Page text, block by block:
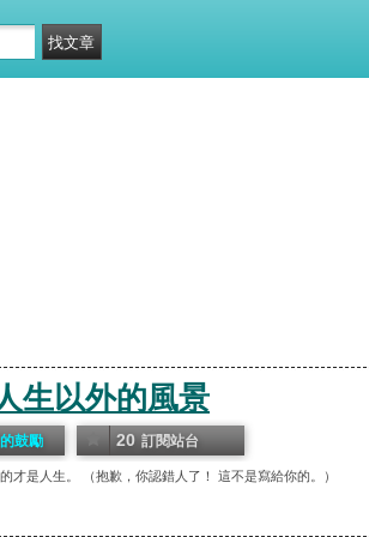
生以外的風景
才是人生。 （抱歉，你認錯人了！ 這不是寫給你的。）
鼓勵 20 訂閱站台